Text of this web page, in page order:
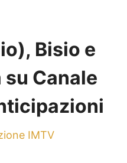
Bisio e
Canale
IMTV